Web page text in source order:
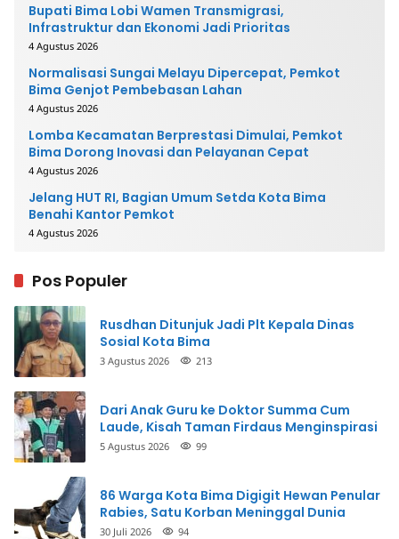
Bupati Bima Lobi Wamen Transmigrasi,
Infrastruktur dan Ekonomi Jadi Prioritas
4 Agustus 2026
Normalisasi Sungai Melayu Dipercepat, Pemkot
Bima Genjot Pembebasan Lahan
4 Agustus 2026
Lomba Kecamatan Berprestasi Dimulai, Pemkot
Bima Dorong Inovasi dan Pelayanan Cepat
4 Agustus 2026
Jelang HUT RI, Bagian Umum Setda Kota Bima
Benahi Kantor Pemkot
4 Agustus 2026
Pos Populer
Rusdhan Ditunjuk Jadi Plt Kepala Dinas
Sosial Kota Bima
3 Agustus 2026 213
Dari Anak Guru ke Doktor Summa Cum
Laude, Kisah Taman Firdaus Menginspirasi
5 Agustus 2026 99
86 Warga Kota Bima Digigit Hewan Penular
Rabies, Satu Korban Meninggal Dunia
30 Juli 2026 94